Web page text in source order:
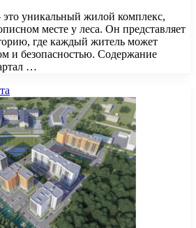
уникальный жилой комплекс,
месте у леса. Он представляет
где каждый житель может
и безопасностью. Содержание
…